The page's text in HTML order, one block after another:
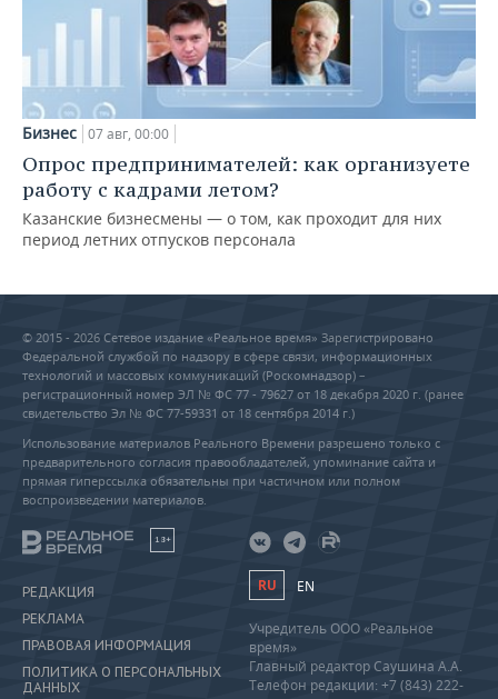
Бизнес 07 авг, 00:00
Опрос предпринимателей: как организуете
работу с кадрами летом?
Казанские бизнесмены — о том, как проходит для них
период летних отпусков персонала
© 2015 - 2026 Сетевое издание «Реальное время» Зарегистрировано
Федеральной службой по надзору в сфере связи, информационных
технологий и массовых коммуникаций (Роскомнадзор) –
регистрационный номер ЭЛ № ФС 77 - 79627 от 18 декабря 2020 г. (ранее
свидетельство Эл № ФС 77-59331 от 18 сентября 2014 г.)
Использование материалов Реального Времени разрешено только с
предварительного согласия правообладателей, упоминание сайта и
прямая гиперссылка обязательны при частичном или полном
воспроизведении материалов.
18+
РЕДАКЦИЯ
РЕКЛАМА
ПРАВОВАЯ ИНФОРМАЦИЯ
ПОЛИТИКА О ПЕРСОНАЛЬНЫХ
ДАННЫХ
RU EN
Учредитель ООО «Реальное
время»
Главный редактор Саушина А.А.
Телефон редакции: +7 (843) 222-